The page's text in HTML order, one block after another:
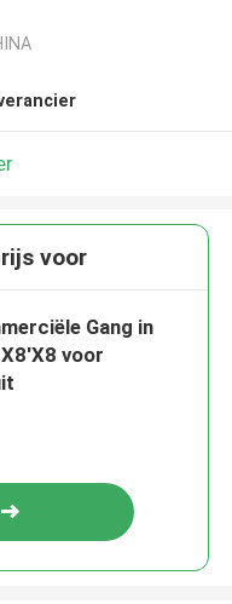
voor
Gang in
voor